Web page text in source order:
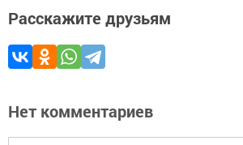
Расскажите друзьям
Нет комментариев